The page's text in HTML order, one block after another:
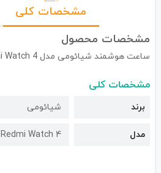
مشخصات کلی
مشخصات محصول
ساعت هوشمند شیائومی مدل Redmi Watch 4
مشخصات کلی
برند شیائومی
مدل Redmi Watch 4